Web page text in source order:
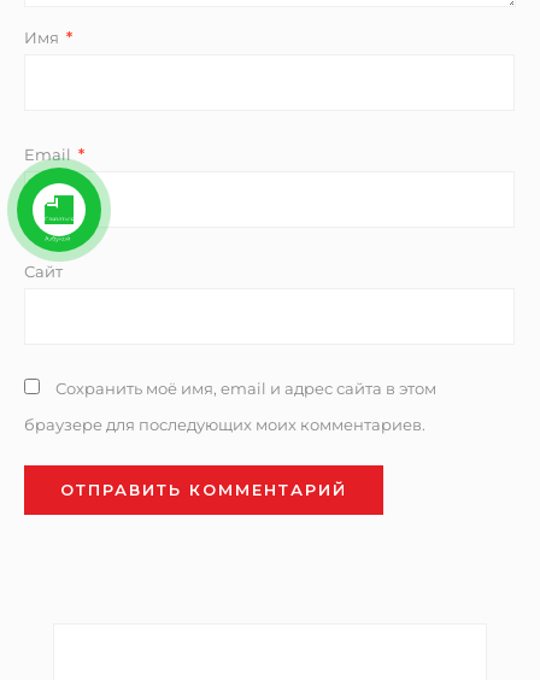
Имя *
Email *
Сайт
Сохранить моё имя, email и адрес сайта в этом
браузере для последующих моих комментариев.